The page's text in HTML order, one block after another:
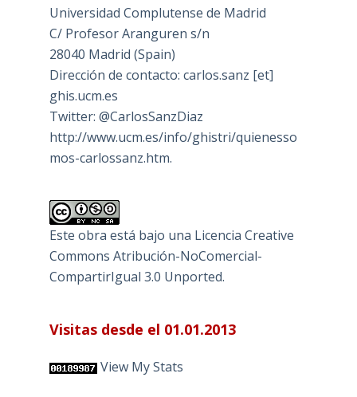
Universidad Complutense de Madrid
C/ Profesor Aranguren s/n
28040 Madrid (Spain)
Dirección de contacto: carlos.sanz [et]
ghis.ucm.es
Twitter: @CarlosSanzDiaz
http://www.ucm.es/info/ghistri/quienesso
mos-carlossanz.htm.
Este obra está bajo una Licencia Creative
Commons Atribución-NoComercial-
CompartirIgual 3.0 Unported.
Visitas desde el 01.01.2013
View My Stats